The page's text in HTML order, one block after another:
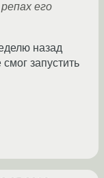
его
назад
запустить